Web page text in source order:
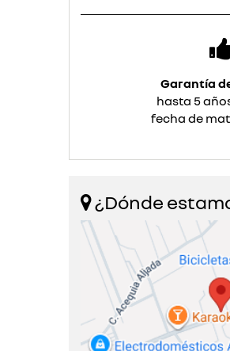
Garantía
hasta 5
fecha de
¿Dónde